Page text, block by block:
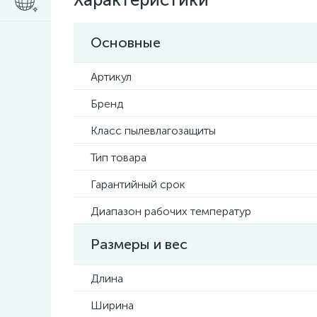
Основные
Артикул
Бренд
Класс пылевлагозащиты
Тип товара
Гарантийный срок
Диапазон рабочих температур
Размеры и вес
Длина
Ширина